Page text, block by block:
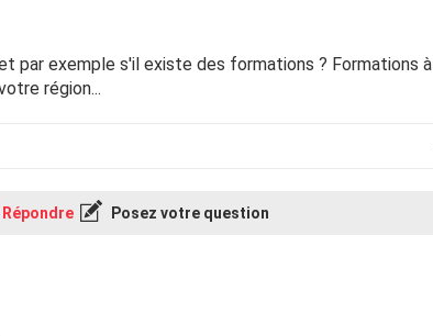
par exemple s'il existe des formations ? Formations à
région...
Répondre Posez votre question